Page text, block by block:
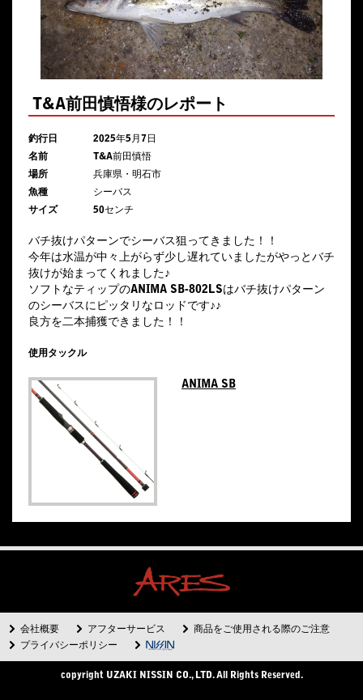
T&A前田慎悟様のレポート
釣行日
2025年5月7日
名前
T&A前田慎悟
場所
兵庫県・明石市
魚種
シーバス
サイズ
50センチ
バチ抜けパターンでシーバス狙ってきました！！
今年は水温が中々上がらず少し遅れていましたがやっとバチ
抜けが始まってくれました♪
ソフトなティップのANIMA SB-802LSはバチ抜けパターン
のシーバスにピッタリなロッドです♪♪
良方を二本捕獲できました！！
使用タックル
ANIMA SB
会社概要 アフターサービス
商品をご使用される際のご注意
プライバシーポリシー
copyright UZAKI NISSIN CO., LTD. All Rights Reserved.